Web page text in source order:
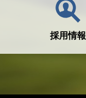
採用情報